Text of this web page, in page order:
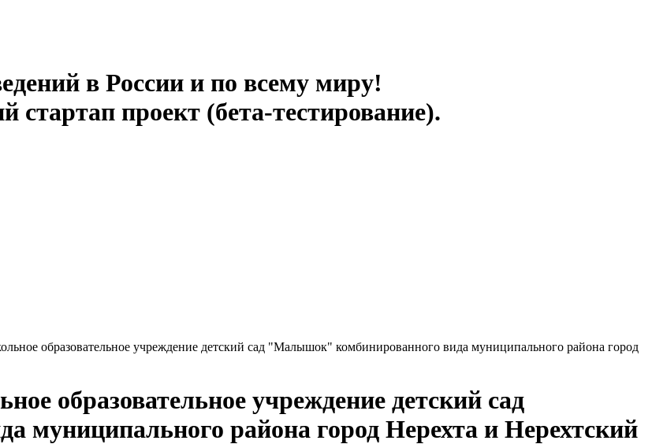
в России и по всему миру!
проект (бета-тестирование).
образовательное учреждение детский сад "Малышок" комбинированного вида муниципального района город
образовательное учреждение детский сад
района город Нерехта и Нерехтский